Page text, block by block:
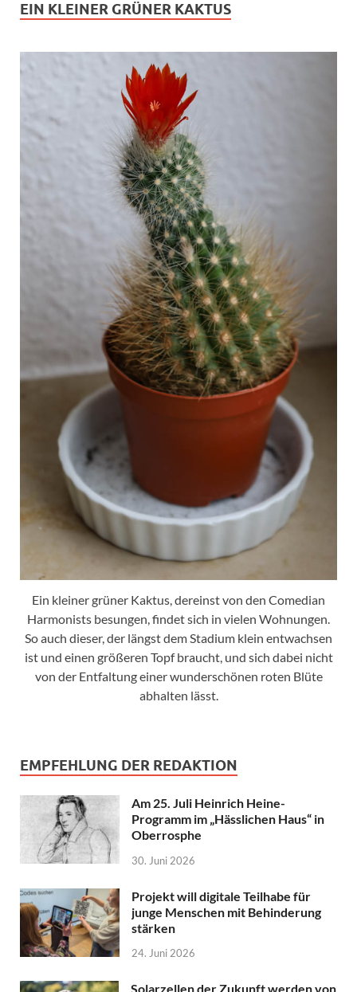
EIN KLEINER GRÜNER KAKTUS
Ein kleiner grüner Kaktus, dereinst von den Comedian
Harmonists besungen, findet sich in vielen Wohnungen.
So auch dieser, der längst dem Stadium klein entwachsen
ist und einen größeren Topf braucht, und sich dabei nicht
von der Entfaltung einer wunderschönen roten Blüte
abhalten lässt.
EMPFEHLUNG DER REDAKTION
Am 25. Juli Heinrich Heine-
Programm im „Hässlichen Haus“ in
Oberrosphe
30. Juni 2026
Projekt will digitale Teilhabe für
junge Menschen mit Behinderung
stärken
24. Juni 2026
Solarzellen der Zukunft werden von